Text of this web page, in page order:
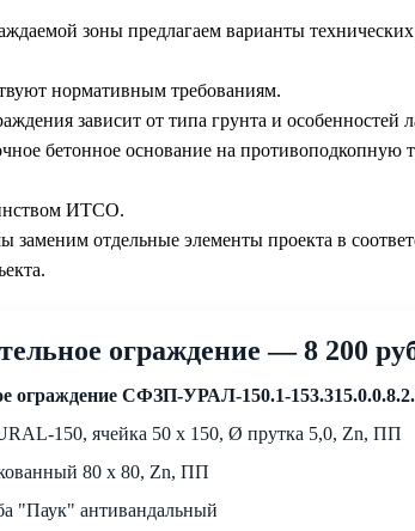
зоны предлагаем варианты
нормативным требованиям.
зависит от типа грунта и
бетонное основание на
ИТСО.
заменим отдельные элементы проекта в
ограждение — 8 200
ограждение СФЗП-УРАЛ-150.1-
150, ячейка 50 х 150, Ø прутка 5,0, Zn, ПП
80 х 80, Zn, ПП
"Паук" антивандальный